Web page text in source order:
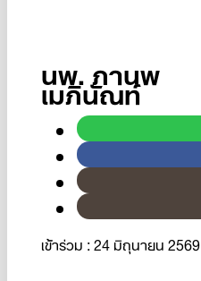
นพ. ภานพ
เมภินัณท์
เข้าร่วม : 24 มิถุนายน 2569